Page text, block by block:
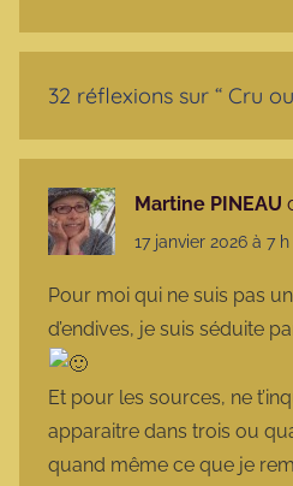
32 réflexions sur “ Cru
Martine PINEAU
17 janvier 2026 à 7
Pour moi qui ne suis pas
d’endives, je suis séduite
Et pour les sources, ne
apparaitre dans trois ou
quand même ce que je